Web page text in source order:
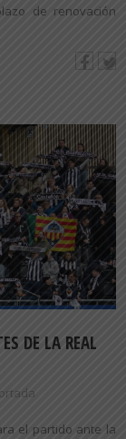
de renovación
DE LA REAL
el partido ante la